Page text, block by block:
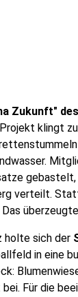
Zukunft"
klingt
verteilt.
holte sich der
in eine
Für die